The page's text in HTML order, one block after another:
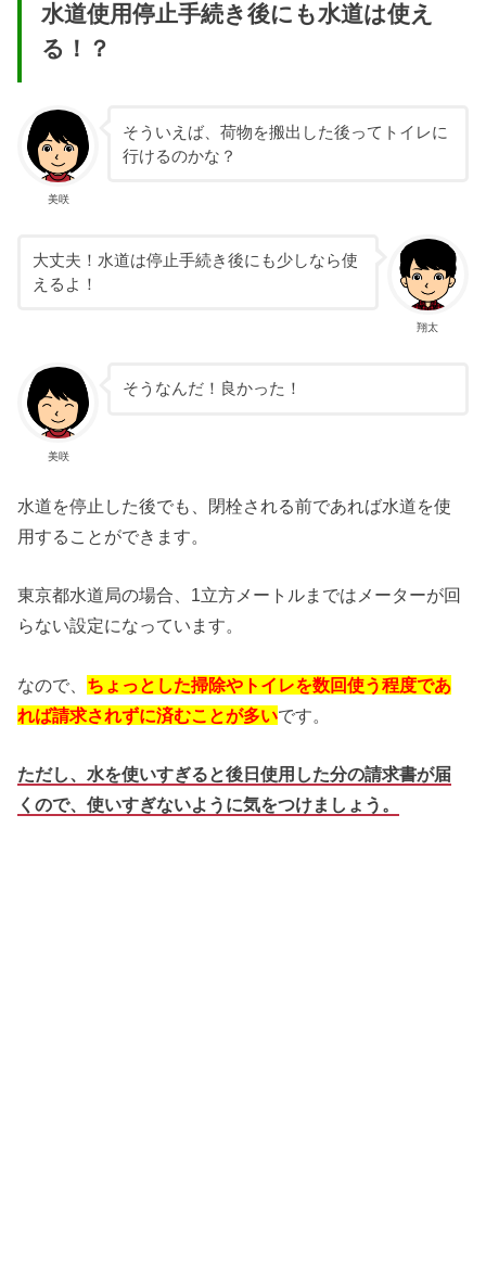
水道使用停止手続き後にも水道は使え
る！？
美咲
そういえば、荷物を搬出した後ってトイレに
行けるのかな？
翔太
大丈夫！水道は停止手続き後にも少しなら使
えるよ！
美咲
そうなんだ！良かった！
水道を停止した後でも、閉栓される前であれば水道を使
用することができます。
東京都水道局の場合、1立方メートルまではメーターが回
らない設定になっています。
なので、 ちょっとした掃除やトイレを数回使う程度であ
れば請求されずに済むことが多いです。
ただし、水を使いすぎると後日使用した分の請求書が届
くので、使いすぎないように気をつけましょう。